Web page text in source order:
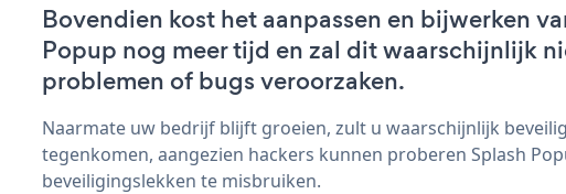
Bovendien kost het aanpassen en bijwerken
Popup nog meer tijd en zal dit waarschijnlijk
problemen of bugs veroorzaken.
Naarmate uw bedrijf blijft groeien, zult u waarschijnlijk
tegenkomen, aangezien hackers kunnen proberen Splash
beveiligingslekken te misbruiken.